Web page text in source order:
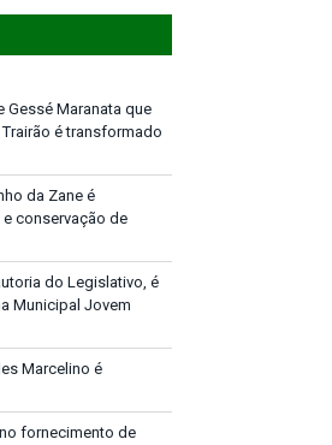
Gessé Maranata que
é transformado
da Zane é
conservação de
do Legislativo, é
Municipal Jovem
Marcelino é
fornecimento de